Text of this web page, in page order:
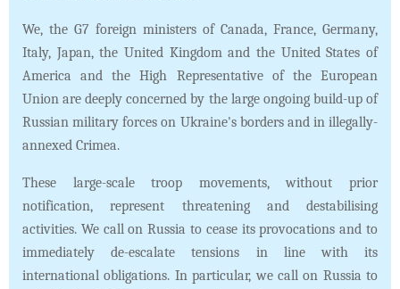
We, the G7 foreign ministers of Canada, France, Germany,
Italy, Japan, the United Kingdom and the United States of
America and the High Representative of the European
Union are deeply concerned by the large ongoing build-up of
Russian military forces on Ukraine's borders and in illegally-
annexed Crimea.
These large-scale troop movements, without prior
notification, represent threatening and destabilising
activities. We call on Russia to cease its provocations and to
immediately de-escalate tensions in line with its
international obligations. In particular, we call on Russia to